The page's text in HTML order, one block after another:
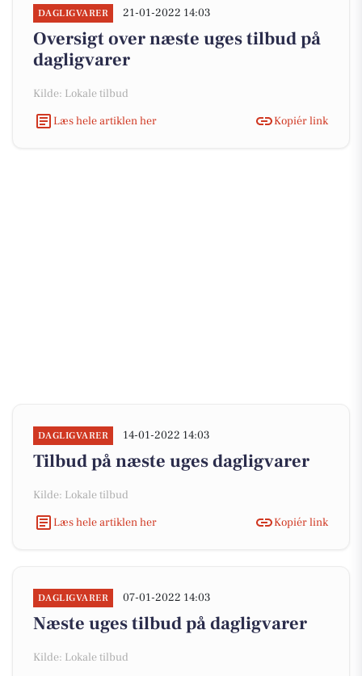
DAGLIGVARER 21-01-2022 14:03
Oversigt over næste uges tilbud på
dagligvarer
Kilde: Lokale tilbud
Læs hele artiklen her
Kopiér link
DAGLIGVARER 14-01-2022 14:03
Tilbud på næste uges dagligvarer
Kilde: Lokale tilbud
Læs hele artiklen her
Kopiér link
DAGLIGVARER 07-01-2022 14:03
Næste uges tilbud på dagligvarer
Kilde: Lokale tilbud